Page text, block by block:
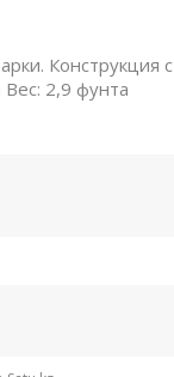
Конструкция с
Вес: 2,9 фунта